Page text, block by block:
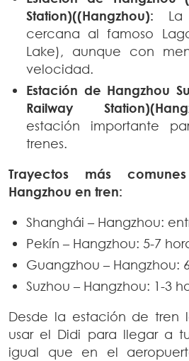
Station)((Hangzhou): La
cercana al famoso
Lake), aunque con
velocidad.
Estación de Hangzhou
Railway
estación importante
trenes.
Trayectos más
Hangzhou en tren:
Shanghái – Hangzhou:
Pekín – Hangzhou: 5-7
Guangzhou – Hangzhou:
Suzhou – Hangzhou: 1-3
Desde la estación de tren
usar el Didi para llegar a
igual que en el